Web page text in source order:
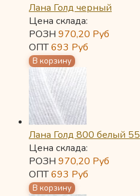
Лана Голд черный
Цена склада:
РОЗН 970,20 Руб
ОПТ693 Руб
Лана Голд 800 белый 55
Цена склада:
РОЗН 970,20 Руб
ОПТ693 Руб